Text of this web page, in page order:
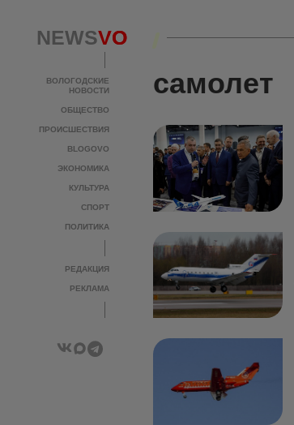
NEWSVO
ВОЛОГОДСКИЕ
НОВОСТИ
ОБЩЕСТВО
ПРОИСШЕСТВИЯ
BLOGOVO
ЭКОНОМИКА
КУЛЬТУРА
СПОРТ
ПОЛИТИКА
РЕДАКЦИЯ
РЕКЛАМА
NEWSVO
ВОЛОГОДСКИЕ
НОВОСТИ
ОБЩЕСТВО
ПРОИСШЕСТВИЯ
BLOGOVO
ЭКОНОМИКА
КУЛЬТУРА
СПОРТ
ПОЛИТИКА
РЕДАКЦИЯ
РЕКЛАМА
самолет